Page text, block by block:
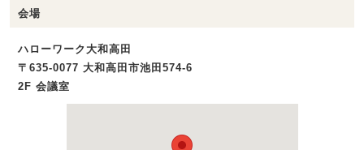
会場
ハローワーク大和高田
〒635-0077 大和高田市池田574‐6
2F 会議室